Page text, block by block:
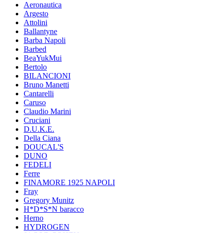
Aeronautica
Argesto
Attolini
Ballantyne
Barba Napoli
Barbed
BeaYukMui
Bertolo
BILANCIONI
Bruno Manetti
Cantarelli
Caruso
Claudio Marini
Cruciani
D.U.K.E.
Della Ciana
DOUCAL'S
DUNO
FEDELI
Ferre
FINAMORE 1925 NAPOLI
Fray
Gregory Munitz
H*D*S*N baracco
Herno
HYDROGEN